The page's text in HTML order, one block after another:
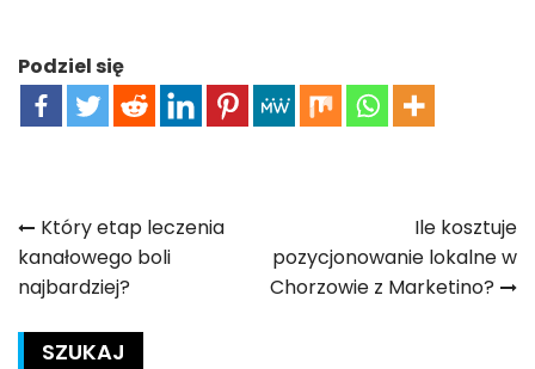
Podziel się
Nawigacja
wpisu
Który etap leczenia
kanałowego boli
najbardziej?
Ile kosztuje
pozycjonowanie lokalne w
Chorzowie z Marketino?
SZUKAJ